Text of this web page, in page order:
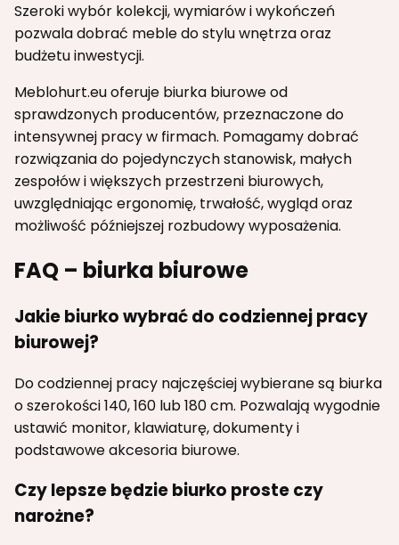
Szeroki wybór kolekcji, wymiarów i wykończeń
pozwala dobrać meble do stylu wnętrza oraz
budżetu inwestycji.
Meblohurt.eu oferuje biurka biurowe od
sprawdzonych producentów, przeznaczone do
intensywnej pracy w firmach. Pomagamy dobrać
rozwiązania do pojedynczych stanowisk, małych
zespołów i większych przestrzeni biurowych,
uwzględniając ergonomię, trwałość, wygląd oraz
możliwość późniejszej rozbudowy wyposażenia.
FAQ – biurka biurowe
Jakie biurko wybrać do codziennej pracy
biurowej?
Do codziennej pracy najczęściej wybierane są biurka
o szerokości 140, 160 lub 180 cm. Pozwalają wygodnie
ustawić monitor, klawiaturę, dokumenty i
podstawowe akcesoria biurowe.
Czy lepsze będzie biurko proste czy
narożne?